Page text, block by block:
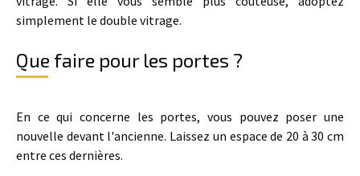
simplement le double vitrage.
Que faire pour les portes ?
En ce qui concerne les portes, vous pouvez poser une
nouvelle devant l'ancienne. Laissez un espace de 20 à 30 cm
entre ces dernières.